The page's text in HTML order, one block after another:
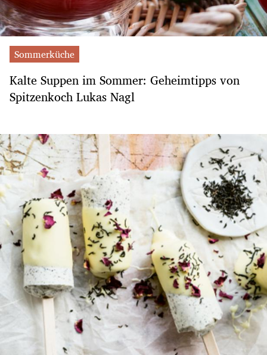
Sommerküche
Kalte Suppen im Sommer: Geheimtipps von
Spitzenkoch Lukas Nagl